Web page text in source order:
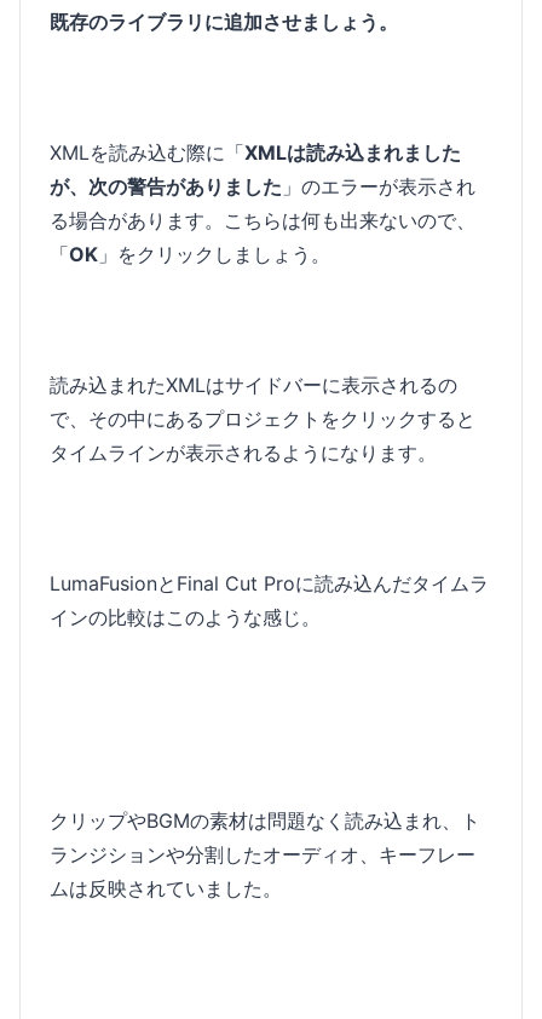
既存のライブラリに追加させましょう。
XMLを読み込む際に「XMLは読み込まれました
が、次の警告がありました 」のエラーが表示され
る場合があります。こちらは何も出来ないので、
「OK 」をクリックしましょう。
読み込まれたXMLはサイドバーに表示されるの
で、その中にあるプロジェクトをクリックすると
タイムラインが表示されるようになります。
LumaFusionとFinal Cut Proに読み込んだタイムラ
インの比較はこのような感じ。
クリップやBGMの素材は問題なく読み込まれ、ト
ランジションや分割したオーディオ、キーフレー
ムは反映されていました。